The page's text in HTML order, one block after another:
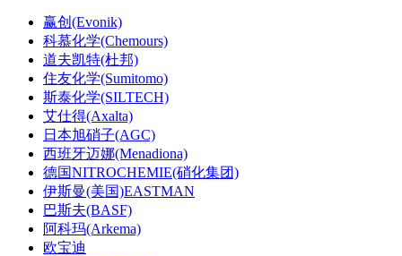
赢创(Evonik)
科慕化学(Chemours)
道夫凯特(杜邦)
住友化学(Sumitomo)
斯泰化学(SILTECH)
艾仕得(Axalta)
日本旭硝子(AGC)
西班牙迈娜(Menadiona)
德国NITROCHEMIE(硝化集团)
伊斯曼(美国)EASTMAN
巴斯夫(BASF)
阿科玛(Arkema)
欧宝迪